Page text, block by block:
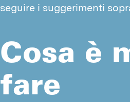
seguire i suggerimenti
Cosa è
fare